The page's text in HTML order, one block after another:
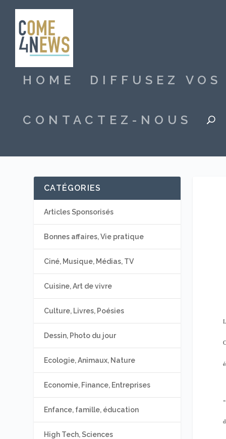
HOME DIFFUSEZ VOS
CONTACTEZ-NOUS
CATÉGORIES
Articles Sponsorisés
Bonnes affaires, Vie pratique
Ciné, Musique, Médias, TV
Cuisine, Art de vivre
Culture, Livres, Poésies
Dessin, Photo du jour
Ecologie, Animaux, Nature
Economie, Finance, Entreprises
Enfance, famille, éducation
High Tech, Sciences